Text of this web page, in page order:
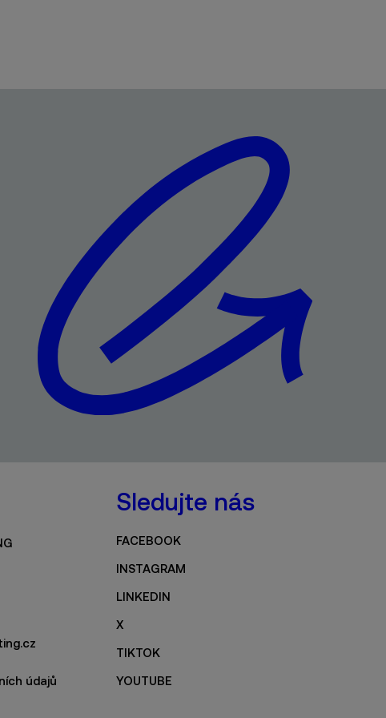
údajů
Sledujte nás
FACEBOOK
INSTAGRAM
LINKEDIN
X
TIKTOK
YOUTUBE